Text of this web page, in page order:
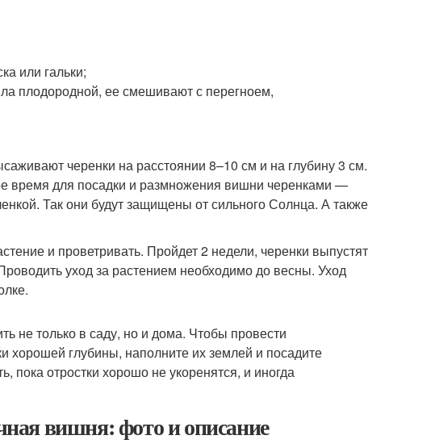
или гальки;
плодородной, ее смешивают с перегноем,
черенки на расстоянии 8–10 см и на глубину 3 см.
время для посадки и размножения вишни черенками —
Так они будут защищены от сильного Солнца. А также
и проветривать. Пройдет 2 недели, черенки выпустят
уход за растением необходимо до весны. Уход
не только в саду, но и дома. Чтобы провести
глубины, наполните их землей и посадите
пока отростки хорошо не укоренятся, и иногда
вишня: фото и описание